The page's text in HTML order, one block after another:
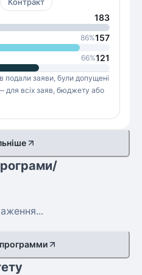
183
86%157
66%121
подали заяви, були допущені
для всіх заяв, бюджету або
программи